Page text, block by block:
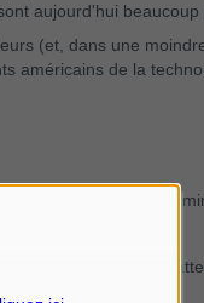
aujourd'hui
(et, dans une
américains de la
clés qui
Belfius Research